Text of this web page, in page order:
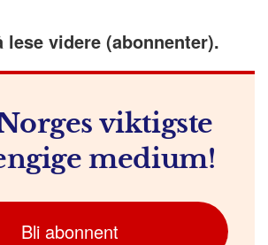
at m
lese videre (abonnenter).
viktigste
medium!
Bli abonnent